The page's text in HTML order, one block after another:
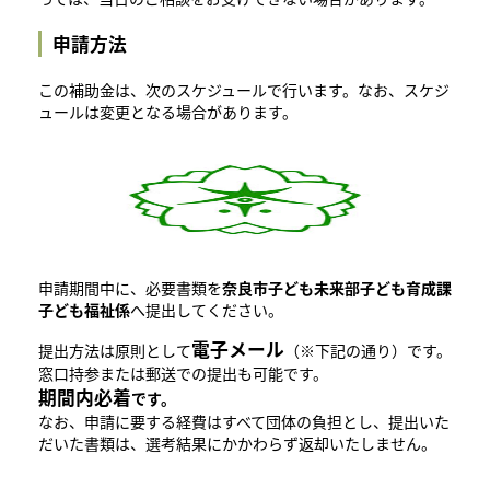
申請方法
この補助金は、次のスケジュールで行います。なお、スケジ
ュールは変更となる場合があります。
申請期間中に、必要書類を奈良市子ども未来部子ども育成課
子ども福祉係へ提出してください。
提出方法は原則として電子メール （※下記の通り）です。
窓口持参または郵送での提出も可能です。
期間内必着です。
なお、申請に要する経費はすべて団体の負担とし、提出いた
だいた書類は、選考結果にかかわらず返却いたしません。